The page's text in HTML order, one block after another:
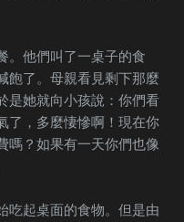
。他們叫了一桌子的食
飽了。母親看見剩下那麼
是她就向小孩說：你們看
了，多麼悽慘啊！現在你
嗎？如果有一天你們也像
吃起桌面的食物。但是由